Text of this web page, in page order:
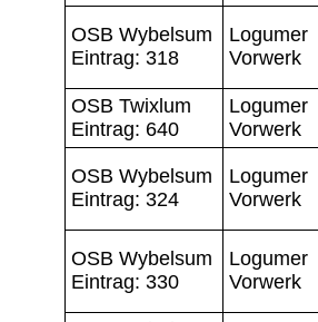
OSB Wybelsum
Eintrag: 318
Logumer
Vorwerk
OSB Twixlum
Eintrag: 640
Logumer
Vorwerk
OSB Wybelsum
Eintrag: 324
Logumer
Vorwerk
OSB Wybelsum
Eintrag: 330
Logumer
Vorwerk